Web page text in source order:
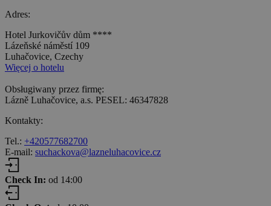
Adres:
Hotel Jurkovičův dům ****
Lázeňské náměstí 109
Luhačovice, Czechy
Więcej o hotelu
Obsługiwany przez firmę:
Lázně Luhačovice, a.s. PESEL: 46347828
Kontakty:
Tel.: +420577682700
E-mail: suchackova@lazneluhacovice.cz
Check In: od 14:00